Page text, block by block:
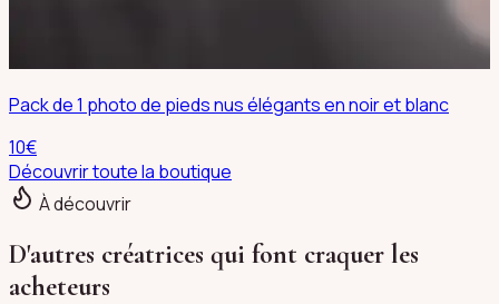
Pack de 1 photo de pieds nus élégants en noir et blanc
10€
Découvrir toute la boutique
À découvrir
D'autres créatrices qui font craquer les
acheteurs